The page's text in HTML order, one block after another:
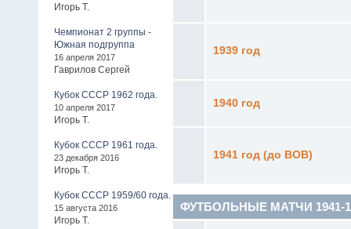
Игорь Т.
Чемпионат 2 группы -
Южная подгруппа
16 апреля 2017
Гаврилов Сергей
Кубок СССР 1962 года.
10 апреля 2017
Игорь Т.
Кубок СССР 1961 года.
23 декабря 2016
Игорь Т.
Кубок СССР 1959/60 года.
15 августа 2016
Игорь Т.
1939 год
1940 год
1941 год (до ВОВ)
ФУТБОЛЬНЫЕ МАТЧИ 1941-